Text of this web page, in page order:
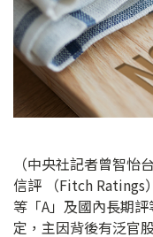
（中央社記者曾智
信評 （Fitch Ratings
等「A」及國內長期
定，主因背後有泛官